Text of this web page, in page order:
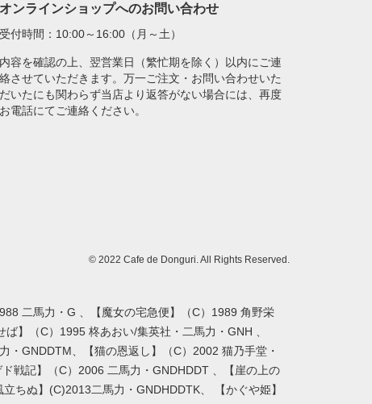
オンラインショップへのお問い合わせ
受付時間：10:00～16:00（月～土）
内容を確認の上、翌営業日（繁忙期を除く）以内にご連
絡させていただきます。万一ご注文・お問い合わせいた
だいたにも関わらず当店より返答がない場合には、再度
お電話にてご連絡ください。
© 2022 Cafe de Donguri. All Rights Reserved.
二馬力・G 、【魔女の宅急便】（C）1989 角野栄
】（C）1995 柊あおい/集英社・二馬力・GNH 、
・GNDDTM、【猫の恩返し】（C）2002 猫乃手堂・
戦記】（C）2006 二馬力・GNDHDDT 、【崖の上の
ちぬ】(C)2013二馬力・GNDHDDTK、 【かぐや姫】